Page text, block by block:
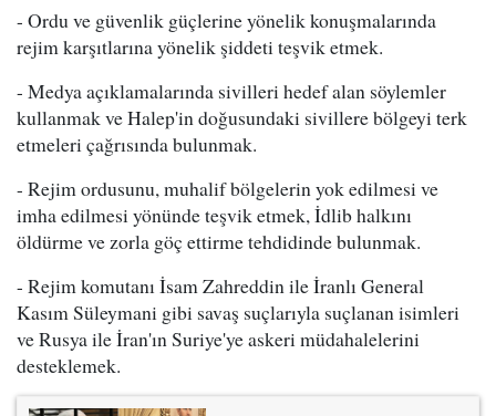
- Ordu ve güvenlik güçlerine yönelik konuşmalarında
rejim karşıtlarına yönelik şiddeti teşvik etmek.
- Medya açıklamalarında sivilleri hedef alan söylemler
kullanmak ve Halep'in doğusundaki sivillere bölgeyi terk
etmeleri çağrısında bulunmak.
- Rejim ordusunu, muhalif bölgelerin yok edilmesi ve
imha edilmesi yönünde teşvik etmek, İdlib halkını
öldürme ve zorla göç ettirme tehdidinde bulunmak.
- Rejim komutanı İsam Zahreddin ile İranlı General
Kasım Süleymani gibi savaş suçlarıyla suçlanan isimleri
ve Rusya ile İran'ın Suriye'ye askeri müdahalelerini
desteklemek.